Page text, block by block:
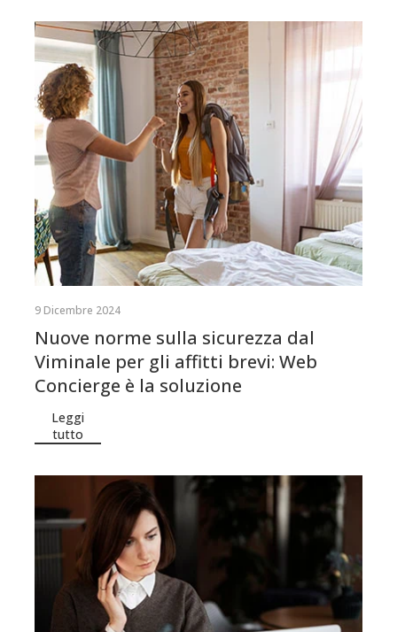
9 Dicembre 2024
Nuove norme sulla sicurezza dal
Viminale per gli affitti brevi: Web
Concierge è la soluzione
Leggi
tutto